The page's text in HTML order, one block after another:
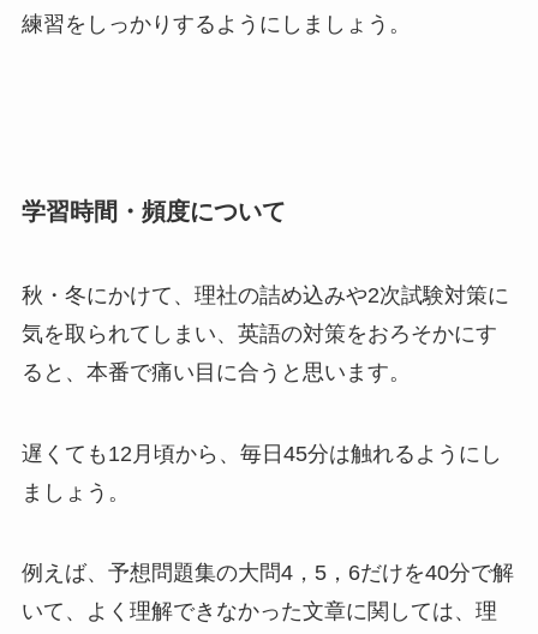
練習をしっかりするようにしましょう。
学習時間・頻度について
秋・冬にかけて、理社の詰め込みや2次試験対策に
気を取られてしまい、英語の対策をおろそかにす
ると、本番で痛い目に合うと思います。
遅くても12月頃から、毎日45分は触れるようにし
ましょう。
例えば、予想問題集の大問4，5，6だけを40分で解
いて、よく理解できなかった文章に関しては、理